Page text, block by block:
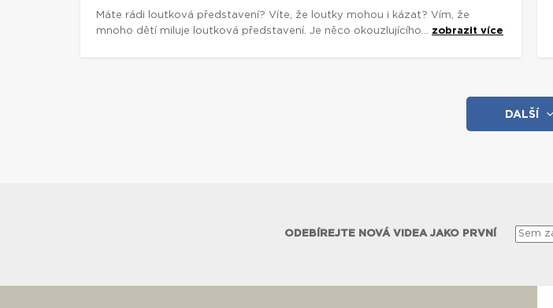
Máte rádi loutková představení? Víte, že loutky mohou i kázat? Vím, že
mnoho dětí miluje loutková představení. Je něco okouzlujícího... zobrazit více
DALŠÍ
ODEBÍREJTE NOVÁ VIDEA JAKO PRVNÍ